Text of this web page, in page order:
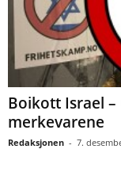
Boikott Israel –
merkevarene
Redaksjonen - 7.